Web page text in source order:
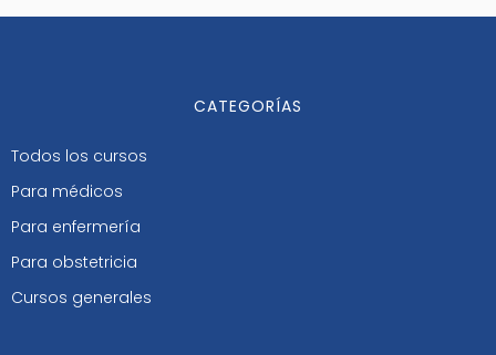
CATEGORÍAS
Todos los cursos
Para médicos
Para enfermería
Para obstetricia
Cursos generales